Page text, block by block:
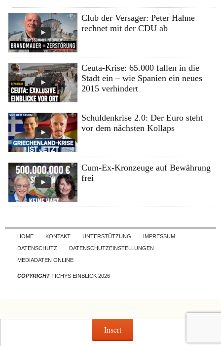
Club der Versager: Peter Hahne
rechnet mit der CDU ab
Ceuta-Krise: 65.000 fallen in die
Stadt ein – wie Spanien ein neues
2015 verhindert
Schuldenkrise 2.0: Der Euro steht
vor dem nächsten Kollaps
Cum-Ex-Kronzeuge auf Bewährung
frei
Skip to content
HOME KONTAKT UNTERSTÜTZUNG
IMPRESSUM
DATENSCHUTZ
DATENSCHUTZEINSTELLUNGEN
MEDIADATEN ONLINE
COPYRIGHTTICHYS EINBLICK 2026
Insert